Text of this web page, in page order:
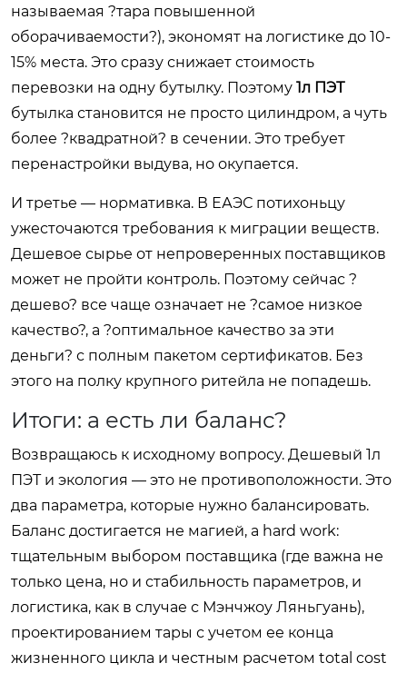
называемая ?тара повышенной
оборачиваемости?), экономят на логистике до 10-
15% места. Это сразу снижает стоимость
перевозки на одну бутылку. Поэтому 1л ПЭТ
бутылка становится не просто цилиндром, а чуть
более ?квадратной? в сечении. Это требует
перенастройки выдува, но окупается.
И третье — нормативка. В ЕАЭС потихоньцу
ужесточаются требования к миграции веществ.
Дешевое сырье от непроверенных поставщиков
может не пройти контроль. Поэтому сейчас ?
дешево? все чаще означает не ?самое низкое
качество?, а ?оптимальное качество за эти
деньги? с полным пакетом сертификатов. Без
этого на полку крупного ритейла не попадешь.
Итоги: а есть ли баланс?
Возвращаюсь к исходному вопросу. Дешевый 1л
ПЭТ и экология — это не противоположности. Это
два параметра, которые нужно балансировать.
Баланс достигается не магией, а hard work:
тщательным выбором поставщика (где важна не
только цена, но и стабильность параметров, и
логистика, как в случае с Мэнчжоу Ляньгуань),
проектированием тары с учетом ее конца
жизненного цикла и честным расчетом total cost